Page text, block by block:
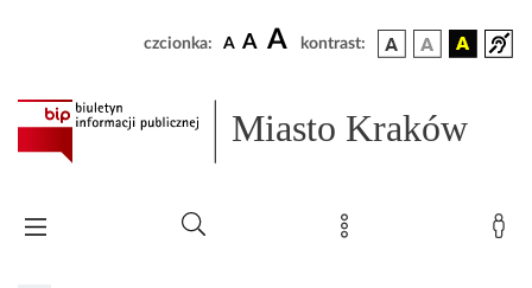
czcionka: A A A kontrast:
Miasto Kraków